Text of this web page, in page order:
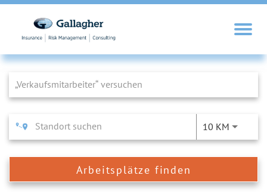
Job Search Page
10 KM
Arbeitsplätze finden